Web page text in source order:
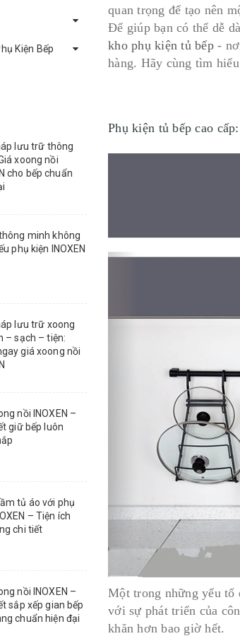
quan trọng để tạo nên
Để giúp bạn có thể dễ
kho phụ kiện tủ bếp-
hàng. Hãy cùng tìm
Phụ kiện tủ bếp cao
Một trong những yếu tố
với sự phát triển của
khăn hơn bao giờ hết.
Kiện Bếp
lưu trữ thông
xoong nồi
cho bếp chuẩn
minh không
phụ kiện INOXEN
lưu trữ xoong
– sạch – tiện:
giá xoong nồi
nồi INOXEN –
giữ bếp luôn
tủ áo với phụ
– Tiện ích
chi tiết
nồi INOXEN –
sắp xếp gian bếp
chuẩn hiện đại